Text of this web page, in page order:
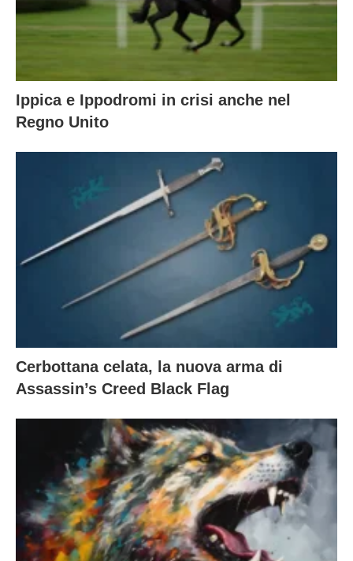
Ippica e Ippodromi in crisi anche nel
Regno Unito
Cerbottana celata, la nuova arma di
Assassin’s Creed Black Flag